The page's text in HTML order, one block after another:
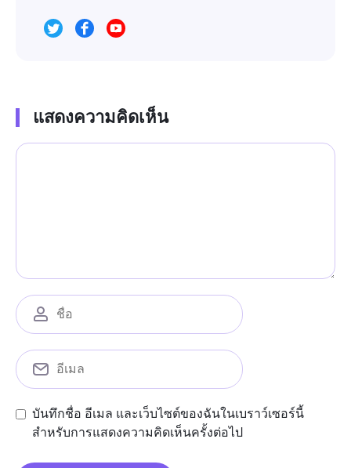
แสดงความคิดเห็น
บันทึกชื่อ อีเมล และเว็บไซต์ของฉันในเบราว์เซอร์นี้
สำหรับการแสดงความคิดเห็นครั้งต่อไป